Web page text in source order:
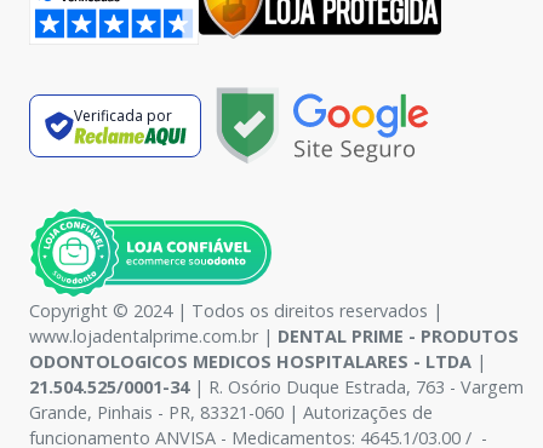
Verificada por
Copyright © 2024 | Todos os direitos reservados |
www.lojadentalprime.com.br | DENTAL PRIME - PRODUTOS
ODONTOLOGICOS MEDICOS HOSPITALARES - LTDA |
21.504.525/0001-34| R. Osório Duque Estrada, 763 - Vargem
Grande, Pinhais - PR, 83321-060 | Autorizações de
funcionamento ANVISA - Medicamentos: 4645.1/03.00 / -